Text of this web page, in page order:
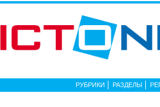
РУБРИКИ РАЗДЕЛЫ